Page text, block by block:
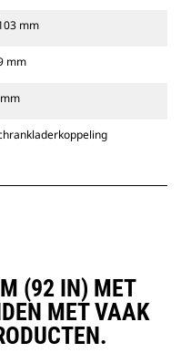
mm
mm
(92 IN) MET
MET VAAK